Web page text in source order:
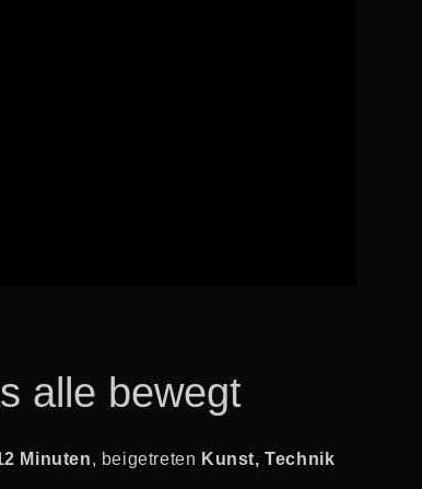
alle bewegt
Minuten, beigetreten Kunst, Technik